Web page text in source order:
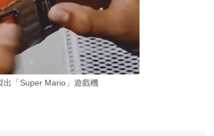
出「Super Mario」遊戲機